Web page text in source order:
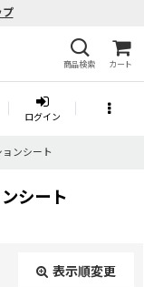
プ
商品検索 カート
ログイン
ンシート
シート
表示順変更